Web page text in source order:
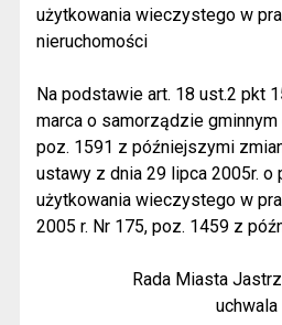
użytkowania wieczystego w
nieruchomości
Na podstawie art. 18 ust.2 pkt
marca o samorządzie gminnym
poz. 1591 z późniejszymi
ustawy z dnia 29 lipca 2005r. o
użytkowania wieczystego w
2005 r. Nr 175, poz. 1459 z
Rada Miasta
uchwala